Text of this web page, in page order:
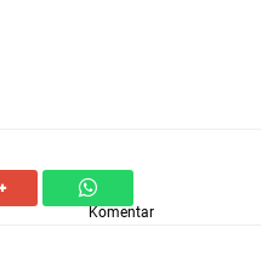
Komentar